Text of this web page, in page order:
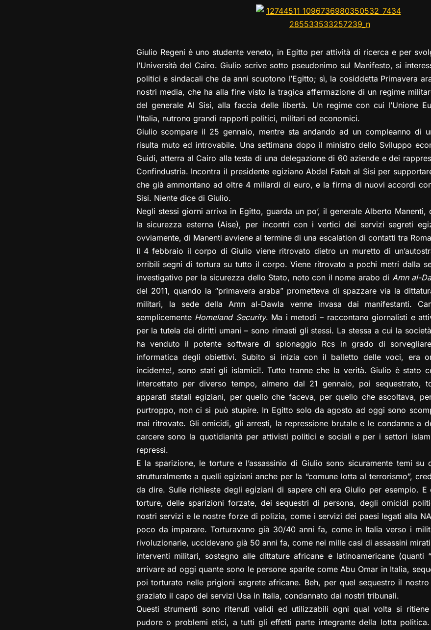
gr
m
o
d
o
n
s
A
p
p
e
b
o
o
k
l
y
n
k
di
Giulio Regeni è uno studente veneto, in Egitto per attività di ricerca e per
l’Università del Cairo. Giulio scrive sotto pseudonimo sul Manifesto, si
politici e sindacali che da anni scuotono l’Egitto; sì, la cosiddetta Primavera
nostri media, che ha alla fine visto la tragica affermazione di un regime
del generale Al Sisi, alla faccia delle libertà. Un regime con cui l’Unione
l’Italia, nutrono grandi rapporti politici, militari ed economici.
Giulio scompare il 25 gennaio, mentre sta andando ad un compleanno di
risulta muto ed introvabile. Una settimana dopo il ministro dello Sviluppo
Guidi, atterra al Cairo alla testa di una delegazione di 60 aziende e dei
Confindustria. Incontra il presidente egiziano Abdel Fatah al Sisi per
che già ammontano ad oltre 4 miliardi di euro, e la firma di nuovi accordi
Sisi. Niente dice di Giulio.
Negli stessi giorni arriva in Egitto, guarda un po’, il generale Alberto Manenti,
la sicurezza esterna (Aise), per incontri con i vertici dei servizi segreti
ovviamente, di Manenti avviene al termine di una escalation di contatti tra
Il 4 febbraio il corpo di Giulio viene ritrovato dietro un muretto di
orribili segni di tortura su tutto il corpo. Viene ritrovato a pochi metri dalla
investigativo per la sicurezza dello Stato, noto con il nome arabo di Amn al-
del 2011, quando la “primavera araba” prometteva di spazzare via la
militari, la sede della Amn al-Dawla venne invasa dai manifestanti.
semplicemente Homeland Security. Ma i metodi – raccontano giornalisti e
per la tutela dei diritti umani – sono rimasti gli stessi. La stessa a cui la
ha venduto il potente software di spionaggio Rcs in grado di
informatica degli obiettivi. Subito si inizia con il balletto delle voci, era
incidente!, sono stati gli islamici!. Tutto tranne che la verità. Giulio è stato
intercettato per diverso tempo, almeno dal 21 gennaio, poi sequestrato,
apparati statali egiziani, per quello che faceva, per quello che ascoltava,
purtroppo, non ci si può stupire. In Egitto solo da agosto ad oggi sono
mai ritrovate. Gli omicidi, gli arresti, la repressione brutale e le condanne a
carcere sono la quotidianità per attivisti politici e sociali e per i settori
repressi.
E la sparizione, le torture e l’assassinio di Giulio sono sicuramente temi
strutturalmente a quelli egiziani anche per la “comune lotta al terrorismo”,
da dire. Sulle richieste degli egiziani di sapere chi era Giulio per esempio.
torture, delle sparizioni forzate, dei sequestri di persona, degli omicidi
nostri servizi e le nostre forze di polizia, come i servizi dei paesi legati alla
poco da imparare. Torturavano già 30/40 anni fa, come in Italia verso i
rivoluzionarie, uccidevano già 50 anni fa, come nei mille casi di assassini
interventi militari, sostegno alle dittature africane e latinoamericane (quanti
arrivare ad oggi quante sono le persone sparite come Abu Omar in Italia,
poi torturato nelle prigioni segrete africane. Beh, per quel sequestro il
graziato il capo dei servizi Usa in Italia, condannato dai nostri tribunali.
Questi strumenti sono ritenuti validi ed utilizzabili ogni qual volta si
pudore o problemi etici, a tutti gli effetti parte integrante della lotta